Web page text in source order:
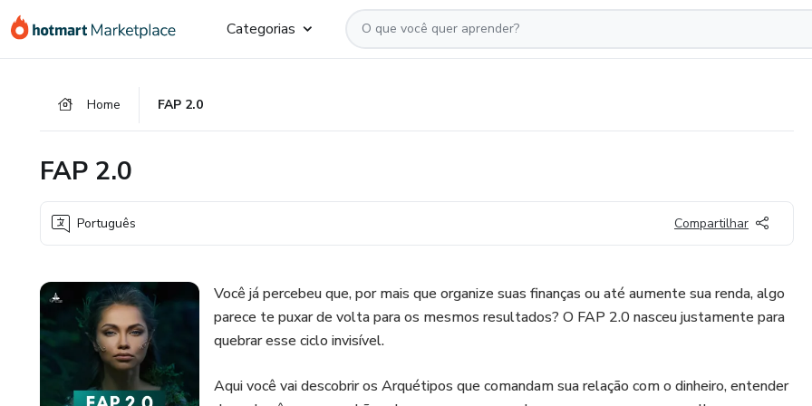
para
para
para
Categorias
Home FAP 2.0
FAP 2.0
Português Compartilhar
Você já percebeu que, por mais que organize suas finanças ou até aumente sua renda, algo
parece te puxar de volta para os mesmos resultados? O FAP 2.0 nasceu justamente para
quebrar esse ciclo invisível.​
Aqui você vai descobrir os Arquétipos que comandam sua relação com o dinheiro, entender